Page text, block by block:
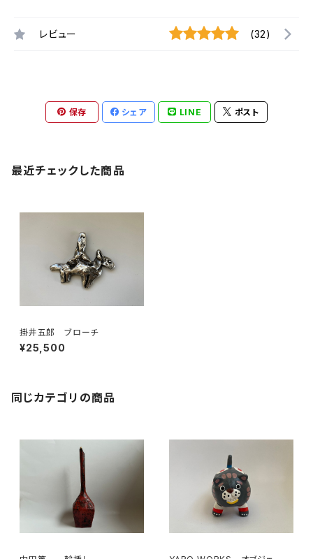
レビュー (32)
保存 シェア LINE ポスト
最近チェックした商品
掛井五郎 ブローチ
¥25,500
同じカテゴリの商品